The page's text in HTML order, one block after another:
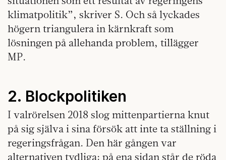
klimatpolitik”, skriver S. Och så lyckades
högern triangulera in kärnkraft som
lösningen på allehanda problem, tillägger
MP.
2. Blockpolitiken
I valrörelsen 2018 slog mittenpartierna knut
på sig själva i sina försök att inte ta ställning i
regeringsfrågan. Den här gången var
alternativen tydliga: på ena sidan står de röda